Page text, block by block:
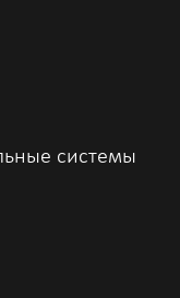
системы